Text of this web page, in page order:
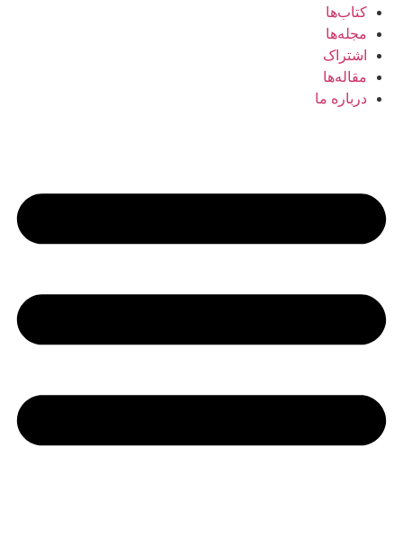
کتاب‌ها
مجله‌ها
اشتراک
مقاله‌ها
درباره ما